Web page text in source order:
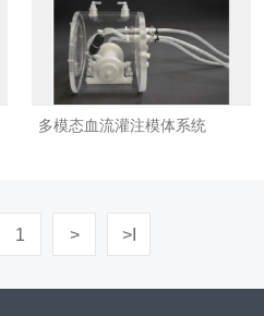
多模态血流灌注模体系统
1 > >I